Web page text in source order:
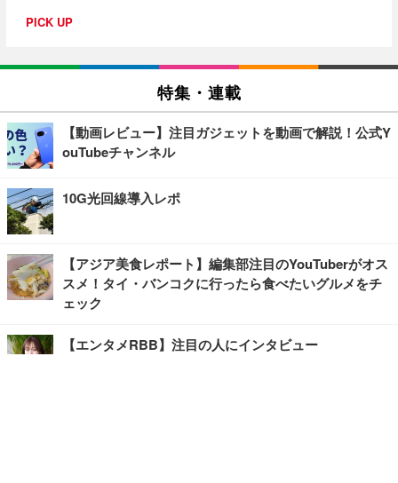
PICK UP
特集・連載
【動画レビュー】注目ガジェットを動画で解説！公式Y
ouTubeチャンネル
10G光回線導入レポ
【アジア美食レポート】編集部注目のYouTuberがオス
スメ！タイ・バンコクに行ったら食べたいグルメをチ
ェック
【エンタメRBB】注目の人にインタビュー